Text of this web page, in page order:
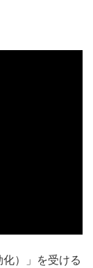
）」を受ける